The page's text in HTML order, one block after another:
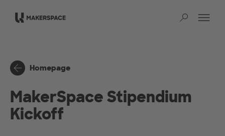
Homepage
MakerSpace Stipendium
Kickoff